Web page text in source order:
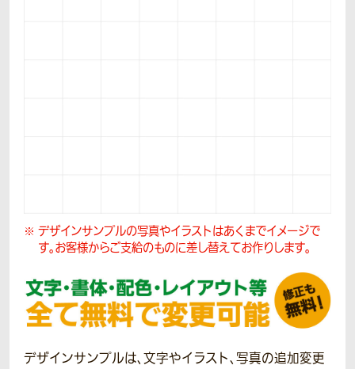
デザインサンプルの写真やイラストはあくまでイメージで
す。お客様からご支給のものに差し替えてお作りします。
デザインサンプルは、文字やイラスト、写真の追加変更